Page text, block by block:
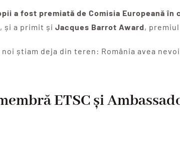
a fost premiată de Comisia Europeană în
și a primit și Jacques Barrot Award,
știam deja din teren: România avea
ETSC și